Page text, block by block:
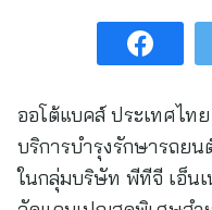
ออโต้แบคส์ ประเทศไท
บริการบำรุงรักษารถย
ในกลุ่มบริษัท พีทีจี เอ็น